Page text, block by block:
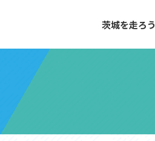
茨城を走ろう
発着地や距離、景色やグルメなどの目的に合わせて
楽しむことができる100以上のモデルルートをご紹
介します。
ライドプラン
Ride with GPS セットアップガイド